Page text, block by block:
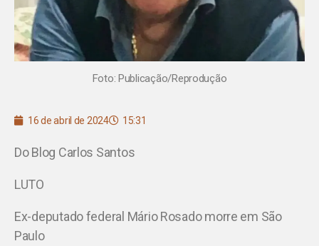
Foto: Publicação/Reprodução
16 de abril de 2024 15:31
Do Blog Carlos Santos
LUTO
Ex-deputado federal Mário Rosado morre em São
Paulo